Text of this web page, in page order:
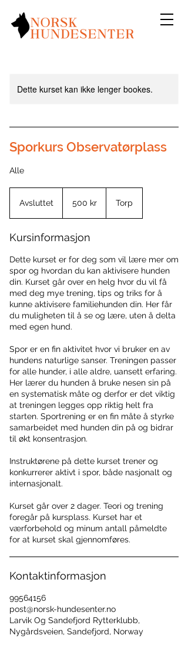
Dette kurset kan ikke lenger bookes.
Sporkurs Observatørplass
Alle
Avsluttet
l
t
t
e
t
kroner500 kr Torp
Kursinformasjon
Dette kurset er for deg som vil lære mer om
spor og hvordan du kan aktivisere hunden
din. Kurset går over en helg hvor du vil få
med deg mye trening, tips og triks for å
kunne aktivisere familiehunden din. Her får
du muligheten til å se og lære, uten å delta
med egen hund.
Spor er en fin aktivitet hvor vi bruker en av
hundens naturlige sanser. Treningen passer
for alle hunder, i alle aldre, uansett erfaring.
Her lærer du hunden å bruke nesen sin på
en systematisk måte og derfor er det viktig
at treningen legges opp riktig helt fra
starten. Sportrening er en fin måte å styrke
samarbeidet med hunden din på og bidrar
til økt konsentrasjon.
Instruktørene på dette kurset trener og
konkurrerer aktivt i spor, både nasjonalt og
internasjonalt.
Kurset går over 2 dager. Teori og trening
foregår på kursplass. Kurset har et
værforbehold og minum antall påmeldte
for at kurset skal gjennomføres.
Kontaktinformasjon
99564156
post@norsk-hundesenter.no
Larvik Og Sandefjord Rytterklubb,
Nygårdsveien, Sandefjord, Norway